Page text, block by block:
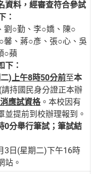
資料，經審查符合參試
：
劉○勤、李○嬌、陳○
馨、蔣○彥、張○心、吳
○蘋
下：
)上午8時50分前至本
請持國民身分證正本辦
應試資格。本校因有
並提前到校辦理報到。
0分舉行筆試；筆試結
3日(星期二)下午16時
站。